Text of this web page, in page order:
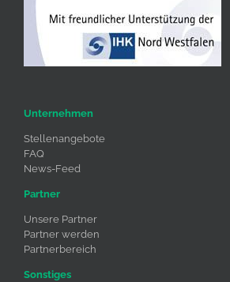
Unternehmen
Stellenangebote
FAQ
News-Feed
Partner
Unsere Partner
Partner werden
Partnerbereich
Sonstiges